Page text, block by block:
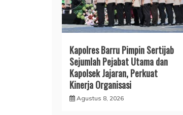
Kapolres Barru Pimpin Sertijab
Sejumlah Pejabat Utama dan
Kapolsek Jajaran, Perkuat
Kinerja Organisasi
Agustus 8, 2026